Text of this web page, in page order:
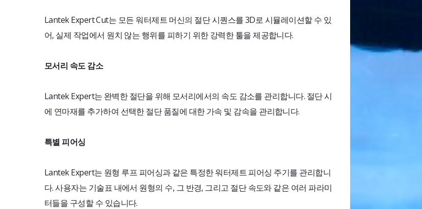
Lantek Expert Cut는 모든 워터제트 머신의 절단 시퀀스를 3D로 시뮬레이션할 수 있
어, 실제 작업에서 원치 않는 행위를 피하기 위한 강력한 툴을 제공합니다.
모서리 속도 감소
Lantek Expert는 완벽한 절단을 위해 모서리에서의 속도 감소를 관리합니다. 절단 시
에 연마재를 추가하여 선택한 절단 품질에 대한 가속 및 감속을 관리합니다.
특별 피어싱
Lantek Expert는 원형 루프 피어싱과 같은 특정한 워터제트 피어싱 주기를 관리합니
다. 사용자는 기술표 내에서 원형의 수, 그 반경, 그리고 절단 속도와 같은 여러 파라미
터들을 구성할 수 있습니다.